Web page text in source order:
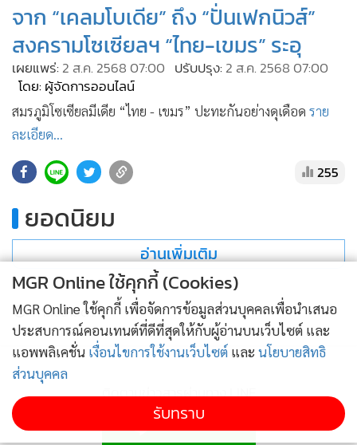
• ชุมชน-คุณภาพชีวิต
• อาชญากรรม
• Motoring
วิทยาศาสตร์
• หุ้น
• กองทุนรวม
• Factcheck
• News1
• Gotomanager
จาก “เคลมโบเดีย” ถึง “ปั่นเฟกนิวส์”
สงครามโซเซียลฯ “ไทย-เขมร” ระอุ
เผยแพร่: 2 ส.ค. 2568 07:00 ปรับปรุง: 2 ส.ค. 2568 07:00
โดย: ผู้จัดการออนไลน์
สมรภูมิโซเซียลมีเดีย “ไทย - เขมร” ปะทะกันอย่างดุเดือด ราย
ละเอียด...
255
ยอดนิยม
อ่านเพิ่มเติม
กำลังโหลด...
ติดตามข่าวสารผ่านทาง LINE
MGR Online ใช้คุกกี้ (Cookies)
MGR Online ใช้คุกกี้ เพื่อจัดการข้อมูลส่วนบุคคลเพื่อนำเสนอ
ประสบการณ์คอนเทนต์ที่ดีที่สุดให้กับผู้อ่านบนเว็บไซต์ และ
แอพพลิเคชั่น เงื่อนไขการใช้งานเว็บไซต์ และ นโยบายสิทธิ
ส่วนบุคคล
รับทราบ